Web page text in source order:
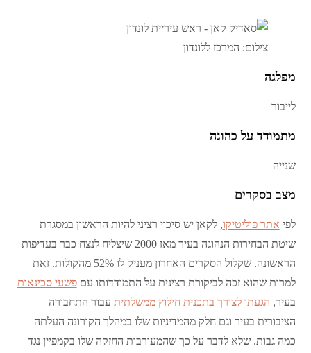
צילום: המרכז ללונדון
מפלגה
לייבור
מתמודד על כהונה
שנייה
מצב בסקרים
לפי אתר פוליטיקו, לקאן יש סיכוי רציני להיות הראשון במסגרת
שיטת הבחירות הנהוגה בעיר מאז 2000 שיצליח לנצח כבר בעדיפות
הראשונה. שקלול הסקרים האחרון מעניק לו 52% מהקולות. זאת
למרות שהוא זכה לביקורת רצינית על התמודדותו עםפשעי סכינאות
בעיר, הגעתו לצורך בתכנית חילוץ ממשלתית עבור התחבורה
הציבורית בעיר וגם חלק מהמדיניות שלו במהלך הקורונה העלתה
כמה גבות. שלא לדבר על כך שהמעורבות החזקה שלו בקמפיין נגד